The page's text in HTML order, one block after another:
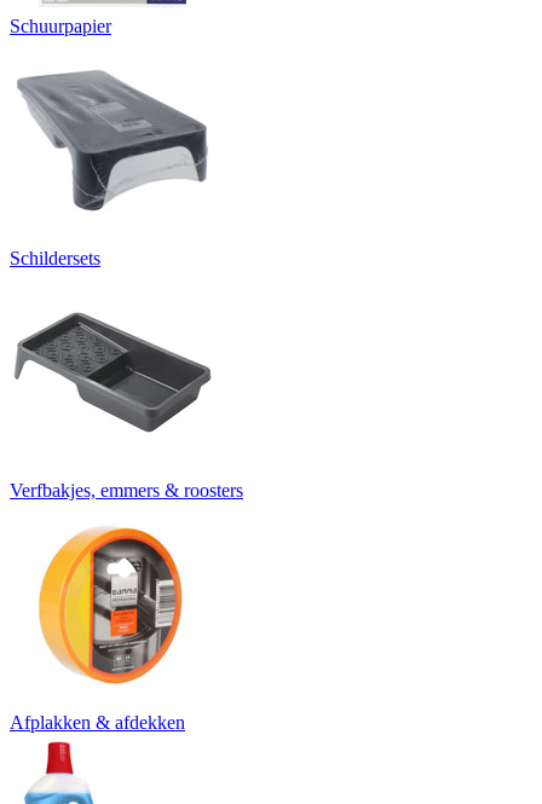
Schuurpapier
Schildersets
Verfbakjes, emmers & roosters
Afplakken & afdekken